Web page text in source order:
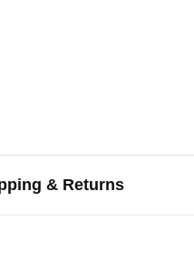
& Returns